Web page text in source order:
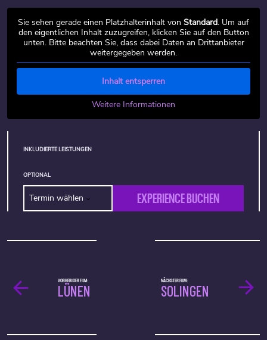
Sie sehen gerade einen Platzhalterinhalt von Standard. Um auf
den eigentlichen Inhalt zuzugreifen, klicken Sie auf den Button
unten. Bitte beachten Sie, dass dabei Daten an Drittanbieter
weitergegeben werden.
Inhalt entsperren
Weitere Informationen
INKLUDIERTE LEISTUNGEN
OPTIONAL
Termin wählen EXPERIENCE BUCHEN
NÄCHSTER FILM:
SOLINGEN
VORHERIGER FILM:
LÜNEN